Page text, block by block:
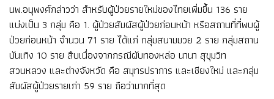
นพ.อนุพงศ์กล่าวว่า สำหรับผู้ป่วยรายใหม่ของไทยเพิ่มขึ้น 136 ราย
แบ่งเป็น 3 กลุ่ม คือ 1. ผู้ป่วยสัมผัสผู้ป่วยก่อนหน้า หรือสถานที่ที่พบผู้
ป่วยก่อนหน้า จำนวน 71 ราย ได้แก่ กลุ่มสนามมวย 2 ราย กลุ่มสถาน
บันเทิง 10 ราย สืบเนื่องจากกรณีผับทองหล่อ นานา สุขุมวิท
สวนหลวง และต่างจังหวัด คือ สมุทรปราการ และเชียงใหม่ และกลุ่ม
สัมผัสผู้ป่วยรายเก่า 59 ราย ถือว่ามากที่สุด